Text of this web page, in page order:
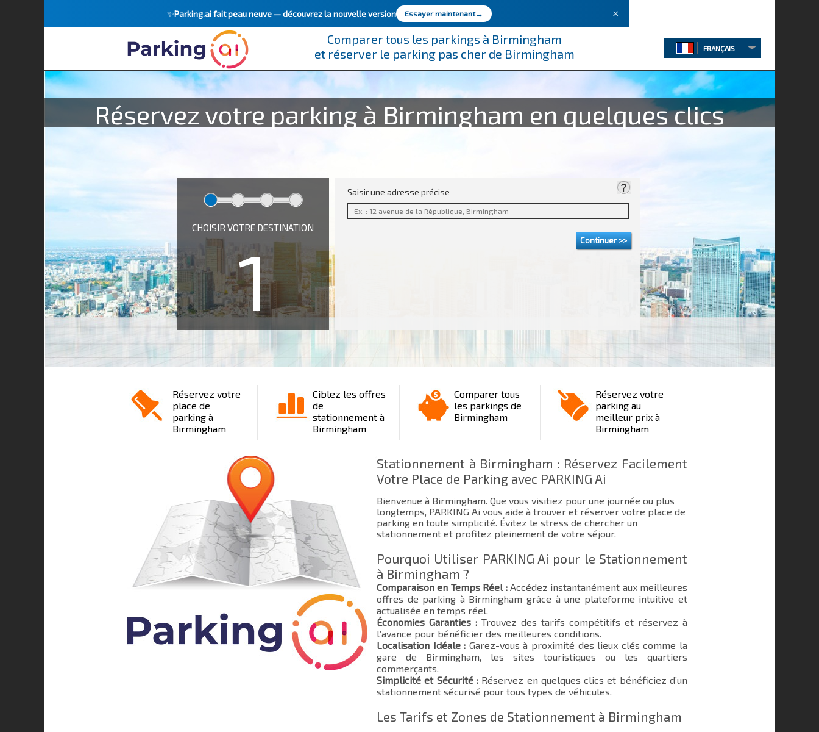
✨Parking.ai fait peau neuve —découvrez la nouvelle version Essayer maintenant→ ×
Comparer tous les parkings à Birmingham
et réserver le parking pas cher de Birmingham
FRANÇAIS
Réservez votre parking à Birmingham en quelques clics
CHOISIR VOTRE DESTINATION
1
Saisir une adresse précise
Réservez votre
place de
parking à
Birmingham
Ciblez les offres
de
stationnement à
Birmingham
Comparer tous
les parkings de
Birmingham
Réservez votre
parking au
meilleur prix à
Birmingham
Stationnement à Birmingham : Réservez Facilement
Votre Place de Parking avec PARKING Ai
Bienvenue à Birmingham. Que vous visitiez pour une journée ou plus
longtemps, PARKING Ai vous aide à trouver et réserver votre place de
parking en toute simplicité. Évitez le stress de chercher un
stationnement et profitez pleinement de votre séjour.
Pourquoi Utiliser PARKING Ai pour le Stationnement
à Birmingham ?
Comparaison en Temps Réel :Accédez instantanément aux meilleures
offres de parking à Birmingham grâce à une plateforme intuitive et
actualisée en temps réel.
Économies Garanties : Trouvez des tarifs compétitifs et réservez à
l’avance pour bénéficier des meilleures conditions.
Localisation Idéale : Garez-vous à proximité des lieux clés comme la
gare de Birmingham, les sites touristiques ou les quartiers
commerçants.
Simplicité et Sécurité :Réservez en quelques clics et bénéficiez d’un
stationnement sécurisé pour tous types de véhicules.
Les Tarifs et Zones de Stationnement à Birmingham